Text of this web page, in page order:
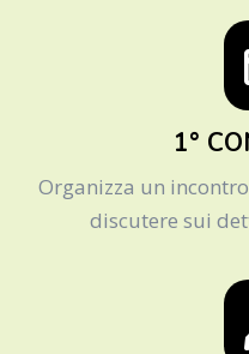
1°
Organizza un
discutere sui